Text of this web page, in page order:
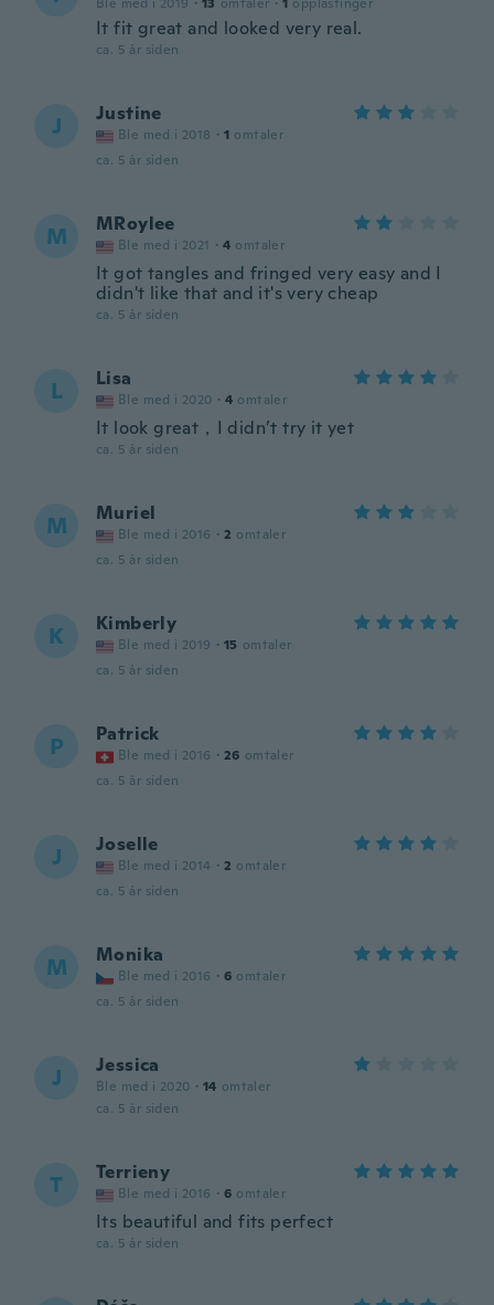
It fit great and looked very real.
ca. 5 år siden
J Justine
Ble med i 2018 · 1 omtaler
ca. 5 år siden
M MRoylee
Ble med i 2021 · 4 omtaler
It got tangles and fringed very easy and I
didn't like that and it's very cheap
ca. 5 år siden
L Lisa
Ble med i 2020 · 4 omtaler
It look great，I didn’t try it yet
ca. 5 år siden
M Muriel
Ble med i 2016 · 2 omtaler
ca. 5 år siden
K Kimberly
Ble med i 2019 · 15 omtaler
ca. 5 år siden
P Patrick
Ble med i 2016 · 26 omtaler
ca. 5 år siden
J Joselle
Ble med i 2014 · 2 omtaler
ca. 5 år siden
M Monika
Ble med i 2016 · 6 omtaler
ca. 5 år siden
J Jessica
Ble med i 2020 · 14 omtaler
ca. 5 år siden
T Terrieny
Ble med i 2016 · 6 omtaler
Its beautiful and fits perfect
ca. 5 år siden